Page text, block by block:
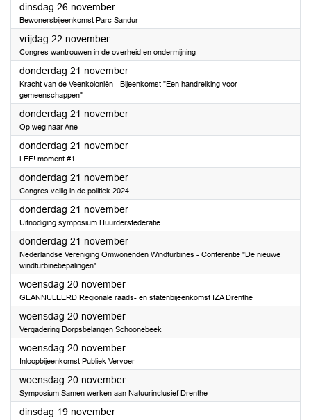
dinsdag 26 november2024
Bewonersbijeenkomst Parc Sandur
vrijdag 22 november2024
Congres wantrouwen in de overheid en ondermijning
donderdag 21 november2024
Kracht van de Veenkoloniën - Bijeenkomst "Een handreiking voor
gemeenschappen"
donderdag 21 november2024
Op weg naar Ane
donderdag 21 november2024
LEF! moment #1
donderdag 21 november2024
Congres veilig in de politiek 2024
donderdag 21 november2024
Uitnodiging symposium Huurdersfederatie
donderdag 21 november2024
Nederlandse Vereniging Omwonenden Windturbines - Conferentie "De nieuwe
windturbinebepalingen"
woensdag 20 november2024
GEANNULEERD Regionale raads- en statenbijeenkomst IZA Drenthe
woensdag 20 november2024
Vergadering Dorpsbelangen Schoonebeek
woensdag 20 november2024
Inloopbijeenkomst Publiek Vervoer
woensdag 20 november2024
Symposium Samen werken aan Natuurinclusief Drenthe
dinsdag 19 november2024